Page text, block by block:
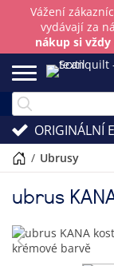
Vážení
vydávají za
nákup si
ORIGINÁLNÍ
/ ubrusy
ubrus